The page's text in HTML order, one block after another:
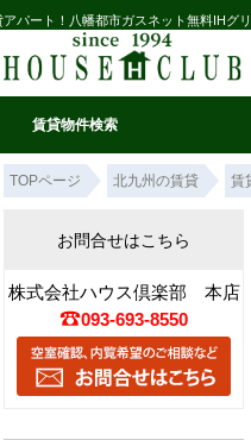
パート！八幡都市ガスネット無料IHグ
賃貸物件検索
条件検索
お気に入り
閲覧履歴
マイ条件リスト
TOPページ 北九州の賃貸 賃
お問合せはこちら
株式会社ハウス倶楽部 本店
093-693-8550